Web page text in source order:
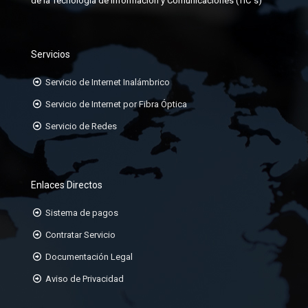
ORGANIZADORES HORIZONTALES
ORGANIZADORES VERTICALES
PATCHCORD TP CAT6A, 6, 5E
PATCHPANEL DE 24 Ó 48 PUERTOS
RACK DE 19
Servicios
Servicio de Internet Inalámbrico
Servicio de Internet por Fibra Óptica
Servicio de Redes
Enlaces Directos
Sistema de pagos
Contratar Servicio
Documentación Legal
Aviso de Privacidad